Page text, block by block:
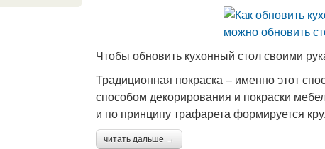
Чтобы обновить кухонный стол своими
Традиционная покраска – именно этот
способом декорирования и покраски
и по принципу трафарета формируется
читать дальше →